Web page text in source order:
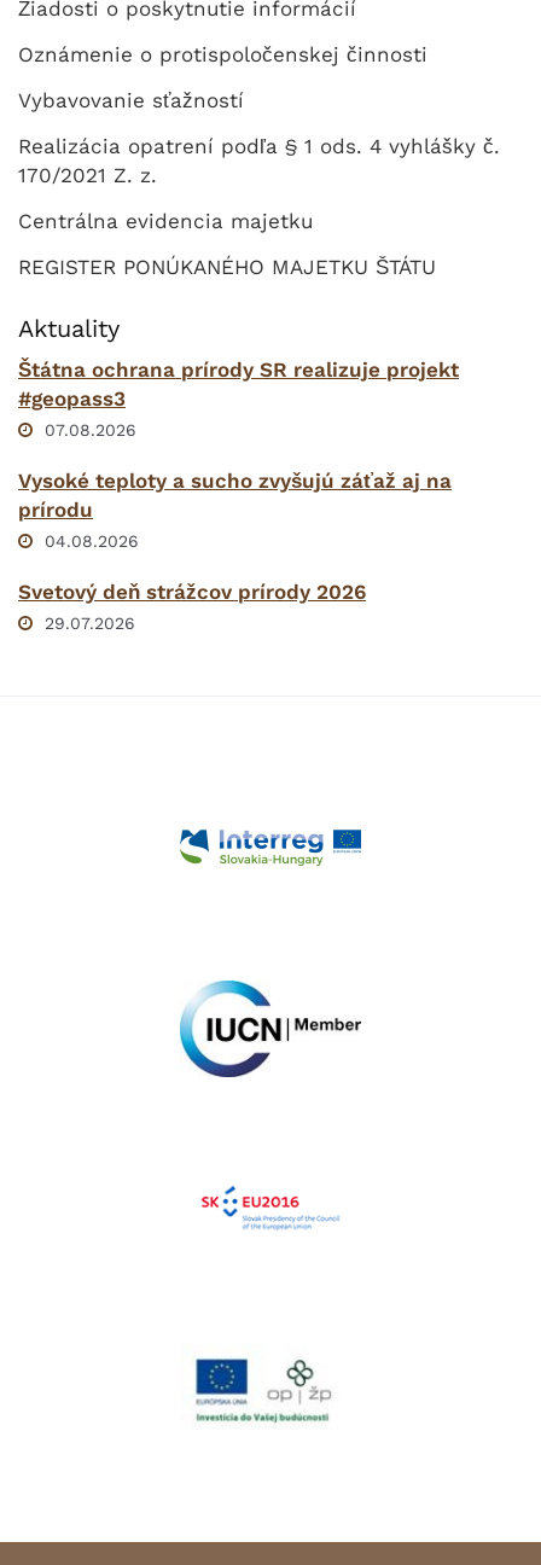
Žiadosti o poskytnutie informácií
Oznámenie o protispoločenskej činnosti
Vybavovanie sťažností
Realizácia opatrení podľa § 1 ods. 4 vyhlášky č.
170/2021 Z. z.
Centrálna evidencia majetku
REGISTER PONÚKANÉHO MAJETKU ŠTÁTU
Aktuality
Štátna ochrana prírody SR realizuje projekt
#geopass3
07.08.2026
Vysoké teploty a sucho zvyšujú záťaž aj na
prírodu
04.08.2026
Svetový deň strážcov prírody 2026
29.07.2026